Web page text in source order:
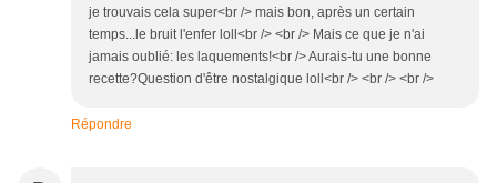
je trouvais cela super<br /> mais bon, après un certain
temps...le bruit l'enfer loll<br /> <br /> Mais ce que je n'ai
jamais oublié: les laquements!<br /> Aurais-tu une bonne
recette?Question d'être nostalgique loll<br /> <br /> <br />
Répondre